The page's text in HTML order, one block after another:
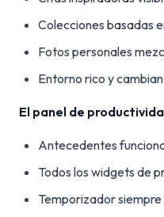
Colecciones basadas
Fotos personales
Entorno rico y
El panel de
Antecedentes
Todos los widgets de
Temporizador siempre